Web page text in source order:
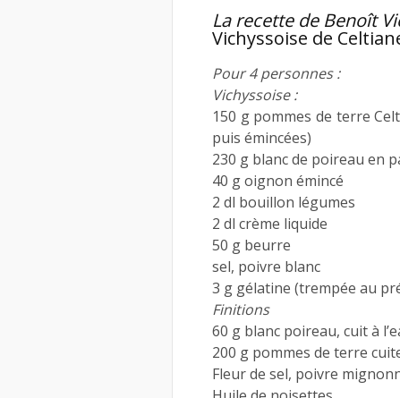
La recette de Benoît
Vichyssoise de
Pour 4 personnes :
Vichyssoise :
150 g pommes de terre
puis émincées)
230 g blanc de poireau en
40 g oignon émincé
2 dl bouillon légumes
2 dl crème liquide
50 g beurre
sel, poivre blanc
3 g gélatine (trempée au
Finitions
60 g blanc poireau, cuit à
200 g pommes de terre
Fleur de sel, poivre